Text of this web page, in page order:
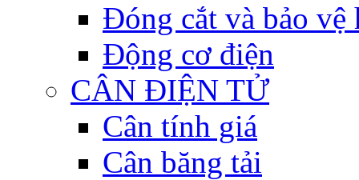
Đóng cắt và bảo vệ
Động cơ điện
CÂN ĐIỆN TỬ
Cân tính giá
Cân băng tải